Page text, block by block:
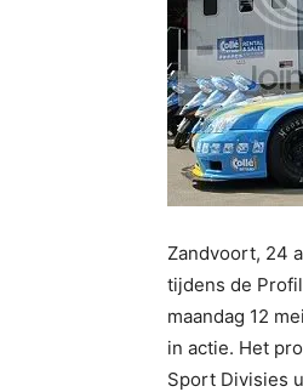
Zandvoort, 24
tijdens de
maandag 12
in actie. Het
Sport Divisies